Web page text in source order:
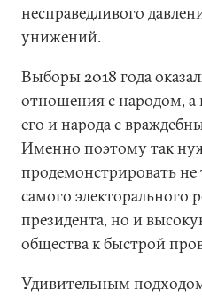
несправедливого
унижений.
Выборы 2018 года
отношения с народом,
его и народа с
Именно поэтому так
продемонстрировать не
самого электорального
президента, но и
общества к быстрой
Удивительным